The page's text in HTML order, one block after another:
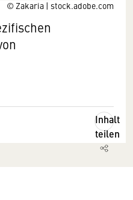
© Zakaria | stock.adobe.com
Inhalt
teilen